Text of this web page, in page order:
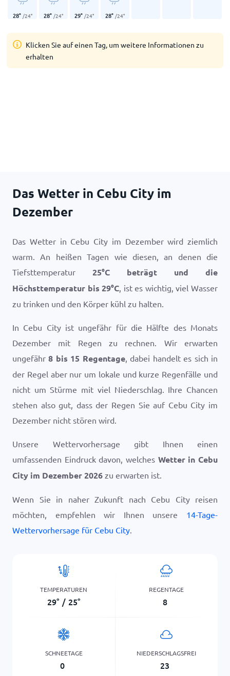
28° /24° 28° /24° 29° /24° 28° /24°
Klicken Sie auf einen Tag, um weitere Informationen zu
erhalten
Das Wetter in Cebu City im
Dezember
Das Wetter in Cebu City im Dezember wird ziemlich
warm. An heißen Tagen wie diesen, an denen die
Tiefsttemperatur 25°C beträgt und die
Höchsttemperatur bis29°C, ist es wichtig, viel Wasser
zu trinken und den Körper kühl zu halten.
In Cebu City ist ungefähr für die Hälfte des Monats
Dezember mit Regen zu rechnen. Wir erwarten
ungefähr8 bis 15 Regentage, dabei handelt es sich in
der Regel aber nur um lokale und kurze Regenfälle und
nicht um Stürme mit viel Niederschlag. Ihre Chancen
stehen also gut, dass der Regen Sie auf Cebu City im
Dezember nicht stören wird.
Unsere Wettervorhersage gibt Ihnen einen
umfassenden Eindruck davon, welches Wetter in Cebu
City im Dezember 2026 zu erwarten ist.
Wenn Sie in naher Zukunft nach Cebu City reisen
möchten, empfehlen wir Ihnen unsere 14-Tage-
Wettervorhersage für Cebu City.
TEMPERATUREN
29° / 25°
REGENTAGE
8
SCHNEETAGE
0
NIEDERSCHLAGSFREI
23